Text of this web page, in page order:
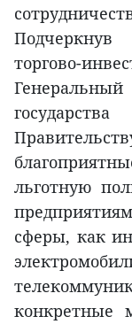
торгово-
льготную
сферы, как
конкретные